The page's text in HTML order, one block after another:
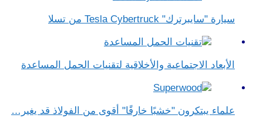
سيارة "سايبرترك" Tesla Cybertruck من تسلا
الأبعاد الاجتماعية والأخلاقية لتقنيات الحمل المساعدة
علماء يبتكرون "خشبًا خارقًا" أقوى من الفولاذ قد يغير…